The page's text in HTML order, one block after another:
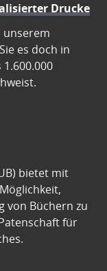
Drucke
unserem
es doch in
bietet mit
von Büchern zu
für